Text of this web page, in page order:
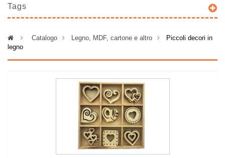
Tags
> Catalogo > Legno, MDF, cartone e altro >
Piccoli decori in
legno